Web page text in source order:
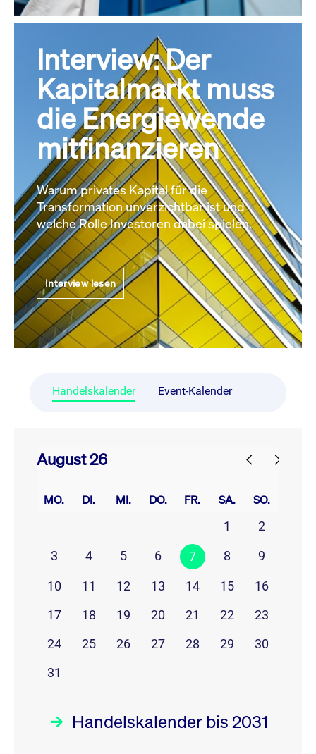
Interview: Der
Kapitalmarkt muss
die Energiewende
mitfinanzieren
Warum privates Kapital für die
Transformation unverzichtbar ist und
welche Rolle Investoren dabei spielen.
Interview lesen
Handelskalender Event-Kalender
August 26
MO. DI. MI. DO. FR. SA. SO.
1
2
3
4 5 6 7 8 9
10 11 12 13 14 15
16
17
18 19 20 21 22
23
24
25 26 27 28 29
30
31
Handelskalender bis 2031